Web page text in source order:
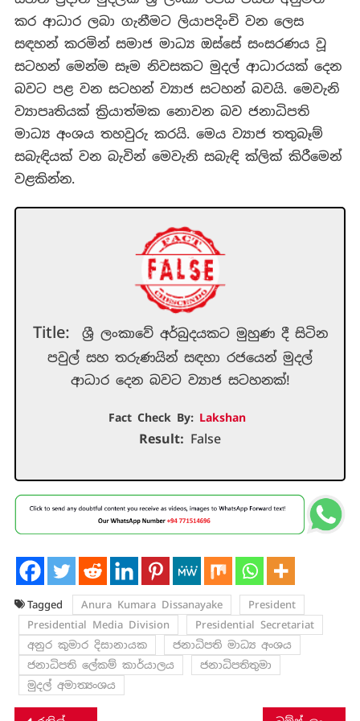
කර ආධාර ලබා ගැනීමට ලියාපදිංචි වන ලෙස
සඳහන් කරමින් සමාජ මාධ‍්‍ය ඔස්සේ සංසරණය වූ
සටහන් මෙන්ම සෑම නිවසකට මුදල් ආධාරයක් දෙන
බවට පළ වන සටහන් ව්‍යාජ සටහන් බවයි. මෙවැනි
ව්‍යාපෘතියක් ක්‍රියාත්මක නොවන බව ජනාධිපති
මාධ්‍ය අංශය තහවුරු කරයි. මෙය ව්‍යාජ තතුබෑම්
සබැඳියක් වන බැවින් මෙවැනි සබැඳි ක්ලික් කිරීමෙන්
වළකින්න.
Title:
ශ්‍රී ලංකාවේ අර්බුදයකට මුහුණ දී සිටින
පවුල් සහ තරුණයින් සඳහා රජයෙන් මුදල්
ආධාර දෙන බවට ව්‍යාජ සටහනක්!
Fact Check By: Lakshan
Result: False
Tagged Anura Kumara Dissanayake
President
Presidential Media Division
Presidential Secretariat
අනුර කුමාර දිසානායක
ජනාධිපති මාධ්‍ය අංශය
ජනාධිපති ලේකම් කාර්යාලය
ජනාධිපතිතුමා
මුදල් අමාත්‍යංශය